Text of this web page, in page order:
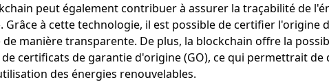
peut également contribuer à assurer la traçabilité de
Grâce à cette technologie, il est possible de certifier l'origine
manière transparente. De plus, la blockchain offre la
certificats de garantie d'origine (GO), ce qui permettrait de
des énergies renouvelables.